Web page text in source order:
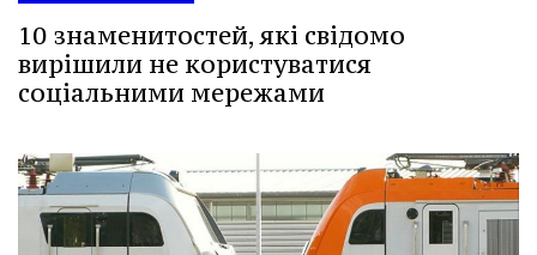
10 знаменитостей, які свідомо
вирішили не користуватися
соціальними мережами